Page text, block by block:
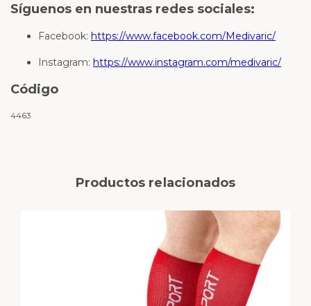
Síguenos en nuestras redes sociales:
Facebook: https://www.facebook.com/Medivaric/
Instagram: https://www.instagram.com/medivaric/
Código
4463
Productos relacionados